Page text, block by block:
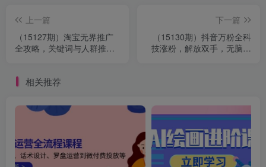
上一篇
（15127期）淘宝无界推广
全攻略，关键词与人群推广
下一篇
（15130期）抖音万粉全科
技涨粉，解放双手，无脑操
相关推荐